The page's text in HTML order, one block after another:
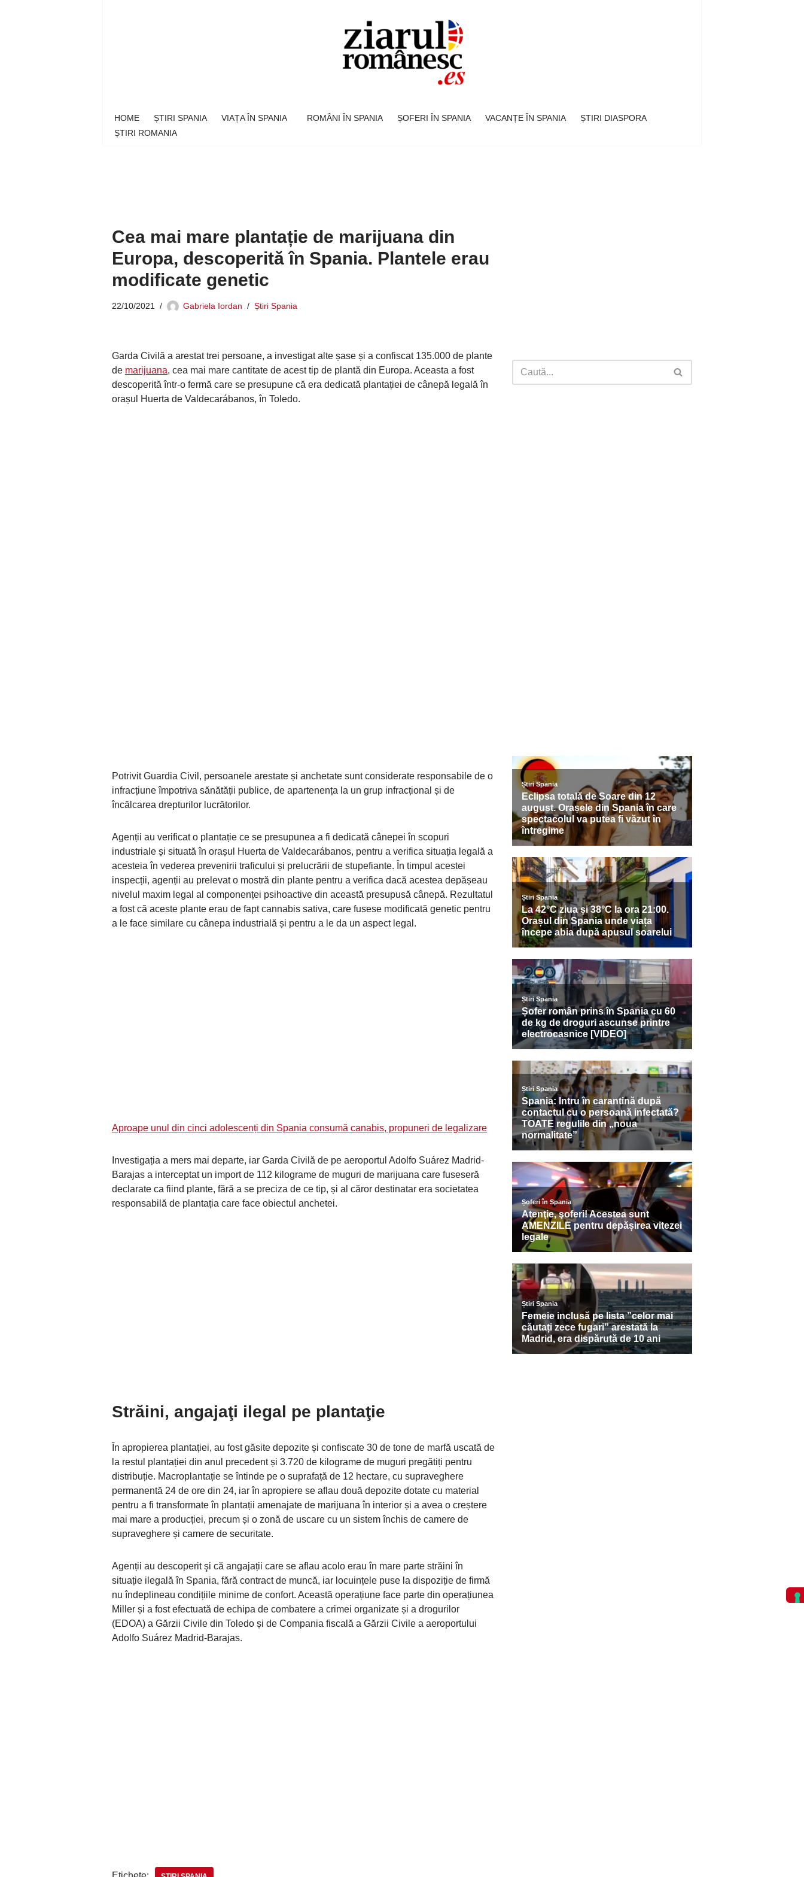
HOME ȘTIRI SPANIA VIAȚA ÎN SPANIA ROMÂNI ÎN SPANIA ȘOFERI ÎN SPANIA VACANȚE ÎN SPANIA
ȘTIRI DIASPORA
ȘTIRI ROMANIA
Cea mai mare plantație de marijuana din
Europa, descoperită în Spania. Plantele erau
modificate genetic
22/10/2021 Gabriela Iordan Știri Spania
Garda Civilă a arestat trei persoane, a investigat alte șase și a confiscat 135.000 de plante
de marijuana, cea mai mare cantitate de acest tip de plantă din Europa. Aceasta a fost
descoperită într-o fermă care se presupune că era dedicată plantației de cânepă legală în
orașul Huerta de Valdecarábanos, în Toledo.
Potrivit Guardia Civil, persoanele arestate și anchetate sunt considerate responsabile de o
infracțiune împotriva sănătății publice, de apartenența la un grup infracțional și de
încălcarea drepturilor lucrătorilor.
Agenții au verificat o plantație ce se presupunea a fi dedicată cânepei în scopuri
industriale și situată în orașul Huerta de Valdecarábanos, pentru a verifica situația legală a
acesteia în vederea prevenirii traficului și prelucrării de stupefiante. În timpul acestei
inspecții, agenții au prelevat o mostră din plante pentru a verifica dacă acestea depășeau
nivelul maxim legal al componenței psihoactive din această presupusă cânepă. Rezultatul
a fost că aceste plante erau de fapt cannabis sativa, care fusese modificată genetic pentru
a le face similare cu cânepa industrială și pentru a le da un aspect legal.
Aproape unul din cinci adolescenți din Spania consumă canabis, propuneri de legalizare
Investigația a mers mai departe, iar Garda Civilă de pe aeroportul Adolfo Suárez Madrid-
Barajas a interceptat un import de 112 kilograme de muguri de marijuana care fuseseră
declarate ca fiind plante, fără a se preciza de ce tip, și al căror destinatar era societatea
responsabilă de plantația care face obiectul anchetei.
Străini, angajaţi ilegal pe plantaţie
În apropierea plantației, au fost găsite depozite și confiscate 30 de tone de marfă uscată de
la restul plantației din anul precedent și 3.720 de kilograme de muguri pregătiți pentru
distribuție. Macroplantație se întinde pe o suprafață de 12 hectare, cu supraveghere
permanentă 24 de ore din 24, iar în apropiere se aflau două depozite dotate cu material
pentru a fi transformate în plantații amenajate de marijuana în interior și a avea o creștere
mai mare a producției, precum și o zonă de uscare cu un sistem închis de camere de
supraveghere și camere de securitate.
Agenții au descoperit şi că angajații care se aflau acolo erau în mare parte străini în
situație ilegală în Spania, fără contract de muncă, iar locuințele puse la dispoziție de firmă
nu îndeplineau condițiile minime de confort. Această operațiune face parte din operațiunea
Miller și a fost efectuată de echipa de combatere a crimei organizate și a drogurilor
(EDOA) a Gărzii Civile din Toledo și de Compania fiscală a Gărzii Civile a aeroportului
Adolfo Suárez Madrid-Barajas.